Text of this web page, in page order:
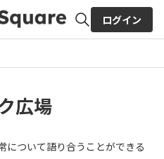
ログイン
広場
について語り合うことができる